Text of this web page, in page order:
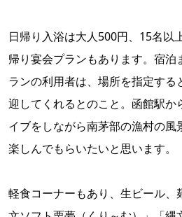
日帰り入浴は大人500円、15名以
帰り宴会プランもあります。宿
ランの利用者は、場所を指定する
迎してくれるとのこと。函館駅か
イブをしながら南茅部の漁村の風
楽しんでもらいたいと思います。
軽食コーナーもあり、生ビール、